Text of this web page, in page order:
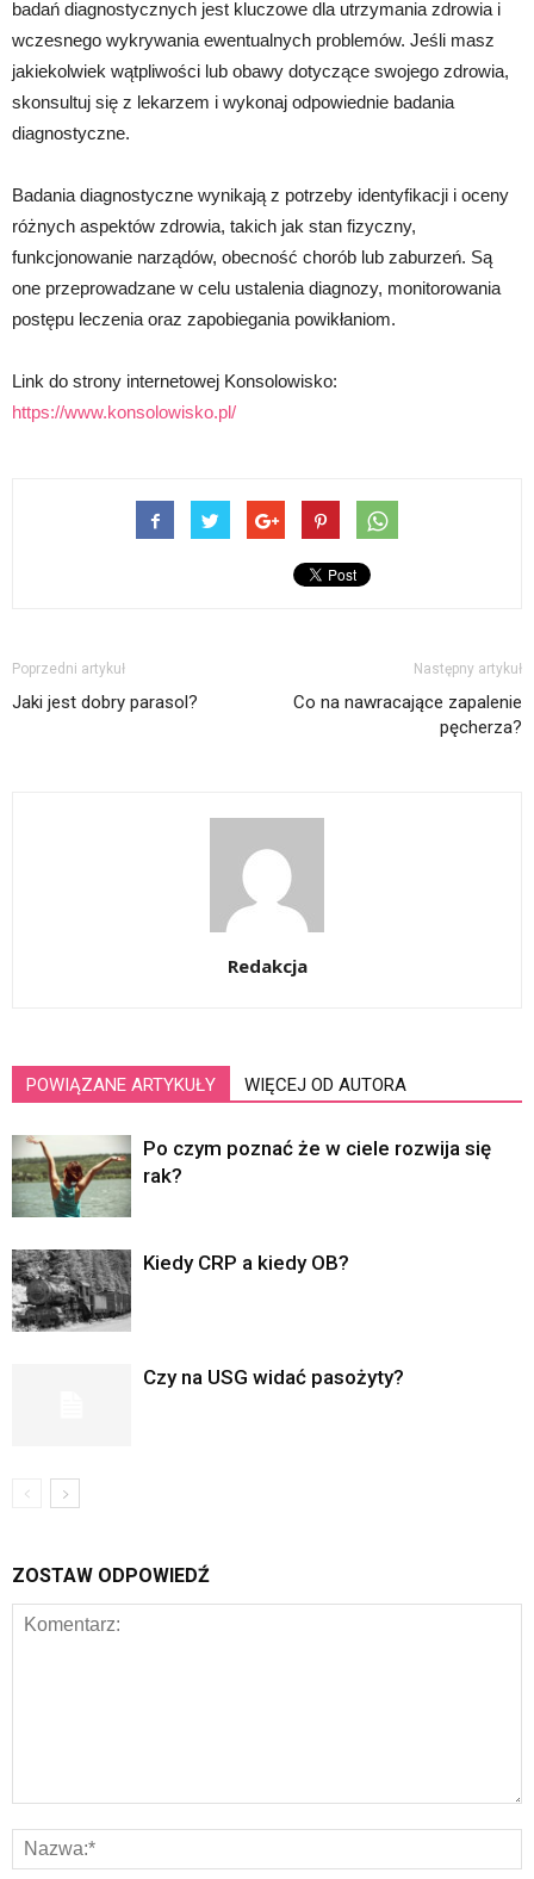
badań diagnostycznych jest kluczowe dla utrzymania zdrowia i
wczesnego wykrywania ewentualnych problemów. Jeśli masz
jakiekolwiek wątpliwości lub obawy dotyczące swojego zdrowia,
skonsultuj się z lekarzem i wykonaj odpowiednie badania
diagnostyczne.
Badania diagnostyczne wynikają z potrzeby identyfikacji i oceny
różnych aspektów zdrowia, takich jak stan fizyczny,
funkcjonowanie narządów, obecność chorób lub zaburzeń. Są
one przeprowadzane w celu ustalenia diagnozy, monitorowania
postępu leczenia oraz zapobiegania powikłaniom.
Link do strony internetowej Konsolowisko:
https://www.konsolowisko.pl/
Poprzedni artykuł
Jaki jest dobry parasol?
Następny artykuł
Co na nawracające zapalenie
pęcherza?
Redakcja
POWIĄZANE ARTYKUŁY WIĘCEJ OD AUTORA
Po czym poznać że w ciele rozwija się
rak?
Kiedy CRP a kiedy OB?
Czy na USG widać pasożyty?
ZOSTAW ODPOWIEDŹ